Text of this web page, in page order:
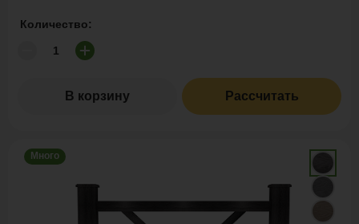
Количество:
В корзину Рассчитать
Много